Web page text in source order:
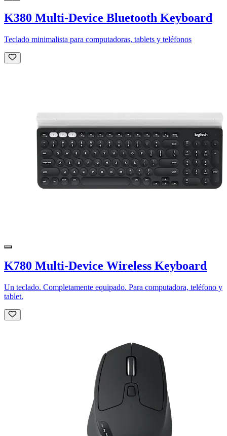
K380 Multi-Device Bluetooth Keyboard
Teclado minimalista para computadoras, tablets y teléfonos
K780 Multi-Device Wireless Keyboard
Un teclado. Completamente equipado. Para computadora, teléfono y
tablet.